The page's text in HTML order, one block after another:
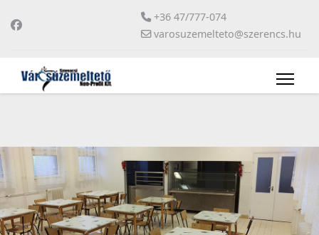
+36 47/777-074
varosuzemelteto@szerencs.hu